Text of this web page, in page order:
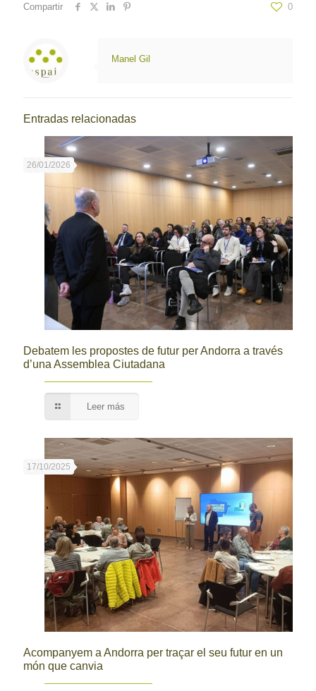
Compartir 0
Manel Gil
Entradas relacionadas
26/01/2026
Debatem les propostes de futur per Andorra a través
d’una Assemblea Ciutadana
Leer más
17/10/2025
Acompanyem a Andorra per traçar el seu futur en un
món que canvia